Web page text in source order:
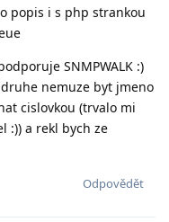
popis i s php strankou
SNMPWALK :)
nemuze byt jmeno
cislovkou (trvalo mi
:)) a rekl bych ze
Odpovědět